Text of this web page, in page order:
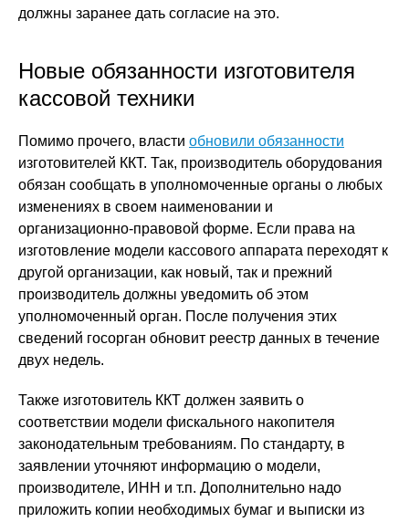
должны заранее дать согласие на это.
Новые обязанности изготовителя
кассовой техники
Помимо прочего, власти обновили обязанности
изготовителей ККТ. Так, производитель оборудования
обязан сообщать в уполномоченные органы о любых
изменениях в своем наименовании и
организационно-правовой форме. Если права на
изготовление модели кассового аппарата переходят к
другой организации, как новый, так и прежний
производитель должны уведомить об этом
уполномоченный орган. После получения этих
сведений госорган обновит реестр данных в течение
двух недель.
Также изготовитель ККТ должен заявить о
соответствии модели фискального накопителя
законодательным требованиям. По стандарту, в
заявлении уточняют информацию о модели,
производителе, ИНН и т.п. Дополнительно надо
приложить копии необходимых бумаг и выписки из